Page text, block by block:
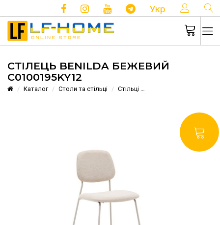
Укр
СТІЛЕЦЬ BENILDA БЕЖЕВИЙ
C0100195KY12
Каталог Столи та стільці Стільці